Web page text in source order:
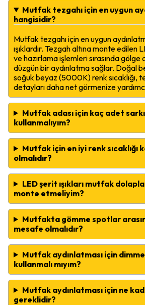
Mutfak tezgahı için en uygun
hangisidir?
Mutfak tezgahı için en uygun
ışıklardır. Tezgah altına monte edilen
ve hazırlama işlemleri sırasında
düzgün bir aydınlatma sağlar. Doğal
soğuk beyaz (5000K) renk sıcaklığı,
detayları daha net görmenize
Mutfak adası için kaç adet
kullanmalıyım?
Mutfak için en iyi renk sıcaklığı
olmalıdır?
LED şerit ışıkları mutfak
monte etmeliyim?
Mutfakta gömme spotlar
mesafe olmalıdır?
Mutfak aydınlatması için dimmer
kullanmalı mıyım?
Mutfak aydınlatması için ne
gereklidir?